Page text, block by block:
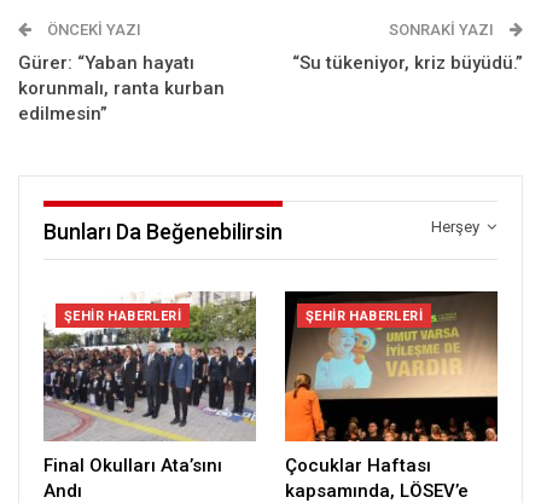
ÖNCEKI YAZI
Gürer: “Yaban hayatı
korunmalı, ranta kurban
edilmesin”
SONRAKI YAZI
“Su tükeniyor, kriz büyüdü.”
Herşey
Bunları Da Beğenebilirsin
ŞEHIR HABERLERI
Final Okulları Ata’sını
Andı
ŞEHIR HABERLERI
Çocuklar Haftası
kapsamında, LÖSEV’e